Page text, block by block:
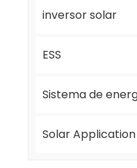
inversor solar
ESS
Sistema de
Solar